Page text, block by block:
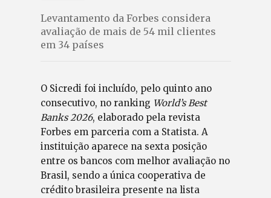
Levantamento da Forbes considera
avaliação de mais de 54 mil clientes
em 34 países
O Sicredi foi incluído, pelo quinto ano
consecutivo, no ranking World’s Best
Banks 2026, elaborado pela revista
Forbes em parceria com a Statista. A
instituição aparece na sexta posição
entre os bancos com melhor avaliação no
Brasil, sendo a única cooperativa de
crédito brasileira presente na lista